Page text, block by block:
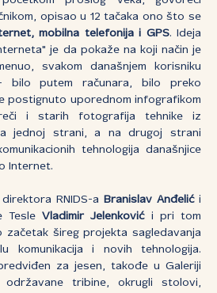
opisao u 12 tačaka ono što se
mobilna telefonija i GPS. Ideja
je da pokaže na koji način je
svakom današnjem korisniku
bilo putem računara, bilo preko
postignuto uporednom infografikom
reči i starih fotografija tehnike iz
jednoj strani, a na drugoj strani
tehnologija današnjice
Internet.
RNIDS-a Branislav Anđelići
Tesle Vladimir Jelenkovići pri tom
začetak šireg projekta sagledavanja
komunikacija i novih tehnologija.
za jesen, takođe u Galeriji
tribine, okrugli stolovi,